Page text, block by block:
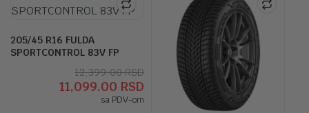
205/45 R16 FULDA
SPORTCONTROL 83V FP
12,399.00RSDOriginalna
cena
je
11,099.00 RSD
Trenutna
cena
je:
sa PDV-om